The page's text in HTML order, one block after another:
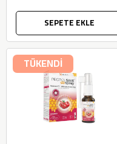
SEPETE EKLE
TÜKENDİ